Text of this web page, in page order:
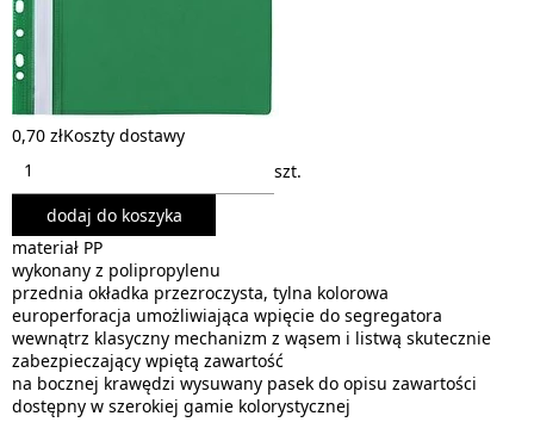
0,70 złKoszty dostawy
szt.
dodaj do koszyka
materiał PP
wykonany z polipropylenu
przednia okładka przezroczysta, tylna kolorowa
europerforacja umożliwiająca wpięcie do segregatora
wewnątrz klasyczny mechanizm z wąsem i listwą skutecznie
zabezpieczający wpiętą zawartość
na bocznej krawędzi wysuwany pasek do opisu zawartości
dostępny w szerokiej gamie kolorystycznej